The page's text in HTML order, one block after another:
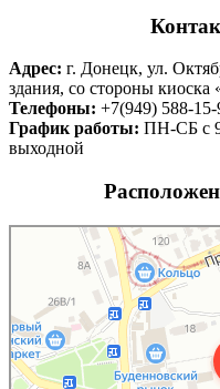
Адрес: г. Донецк, ул.
здания, со стороны
Телефоны: +7(949) 588-15-
График работы: ПН-СБ с
выходной
Донецк
Улица Октября, 25А — Яндекс